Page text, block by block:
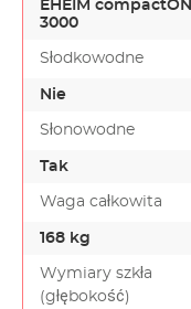
EHEIM compactON
3000
Słodkowodne
Nie
Słonowodne
Tak
Waga całkowita
168 kg
Wymiary szkła
(głębokość)